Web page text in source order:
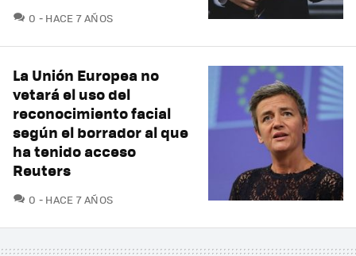
0 COMENTARIOS
HACE 7 AÑOS
La Unión Europea no
vetará el uso del
reconocimiento facial
según el borrador al que
ha tenido acceso
Reuters
0 COMENTARIOS
HACE 7 AÑOS